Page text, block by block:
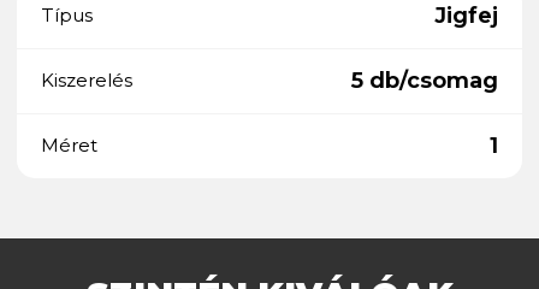
Típus Jigfej
Kiszerelés 5 db/csomag
Méret 1